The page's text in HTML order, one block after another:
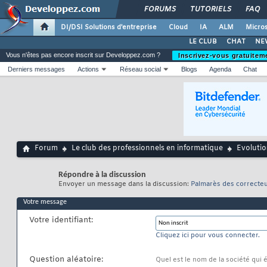
FORUMS TUTORIELS FAQ
DI/DSI Solutions d'entreprise Cloud IA ALM
LE CLUB
CHAT
Vous n'êtes pas encore inscrit sur Developpez.com ?
Inscrivez-vous
Derniers messages
Actions Réseau social Blogs Agenda Chat
Forum Le club des professionnels en informatique
Répondre à la discussion
Envoyer un message dans la discussion: Palmarès des
Votre message
Votre identifiant:
Cliquez ici pour vous connecter.
Question aléatoire: Quel est le nom de la société qui